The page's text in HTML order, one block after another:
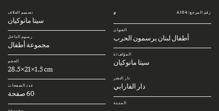
رقم المرجع: A104 #
العنوان
أطفال لبنان يرسمون الحرب
المؤلف/ة
سيتا مانوكيان
دار النشر
دار الفارابي
المدينة
تصميم الغلاف
سيتا مانوكيان
رسوم الداخل
مجموعة أطفال
الحجم
28.5x21x1.5 cm
عدد الصفحات
60 صفحة
مجموعة